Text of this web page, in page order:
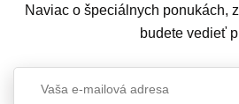
Naviac o špeciálnych ponukách,
budete vedieť